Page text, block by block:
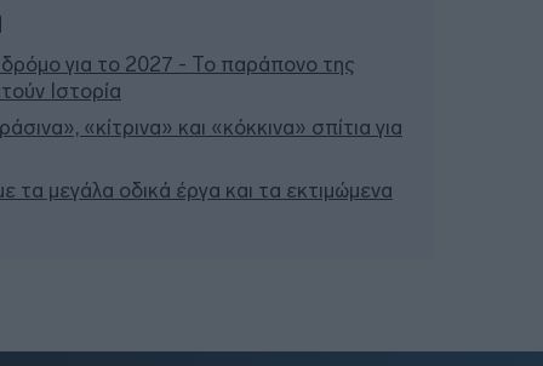
για το 2027 - Το παράπονο της
Ιστορία
«κίτρινα» και «κόκκινα» σπίτια για
τα μεγάλα οδικά έργα και τα εκτιμώμενα